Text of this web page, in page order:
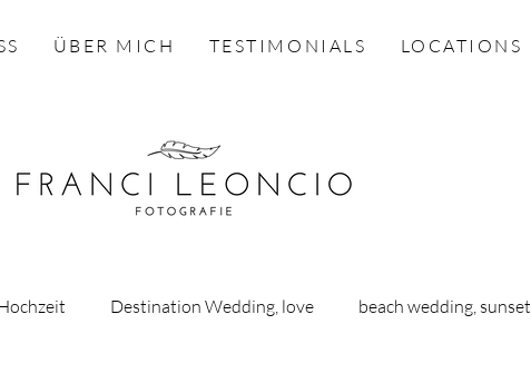
ÜBER MICH TESTIMONIALS LOCATIONS
Destination Wedding, love beach wedding, sunset